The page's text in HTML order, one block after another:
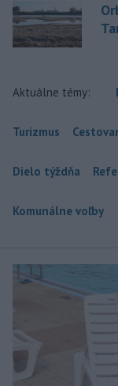
Aktuálne témy:
Turizmus
Dielo týždňa
Komunálne voľby